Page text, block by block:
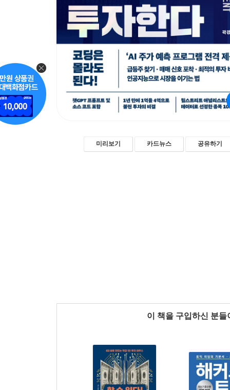
미리보기 카드뉴스 공유하기
이 책을 구입하신 분